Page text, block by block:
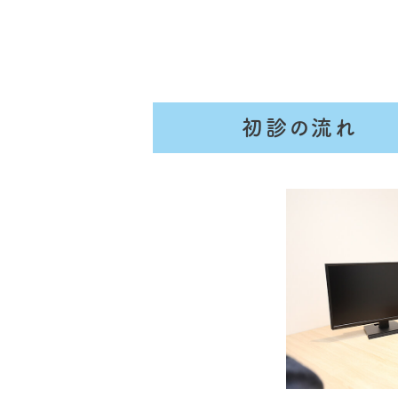
初診の流れ